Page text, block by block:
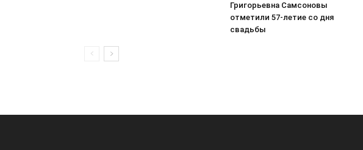
Григорьевна Самсоновы
отметили 57-летие со дня
свадьбы